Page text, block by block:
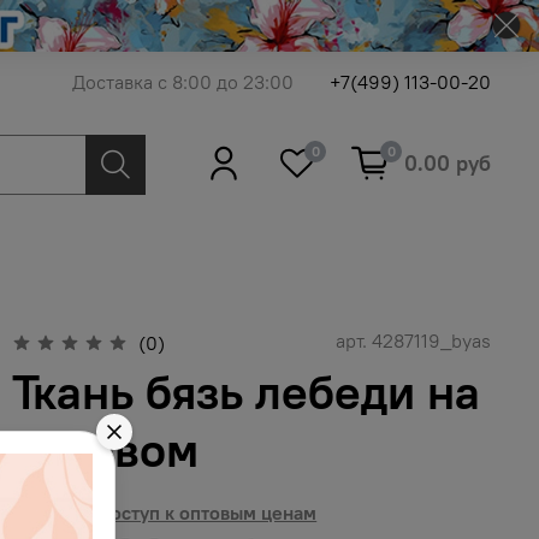
Доставка с 8:00 до 23:00 +7(499) 113-00-20
0 0 0.00 руб
(0) арт. 4287119_byas
Ткань бязь лебеди на
розовом
Получить доступ к оптовым ценам